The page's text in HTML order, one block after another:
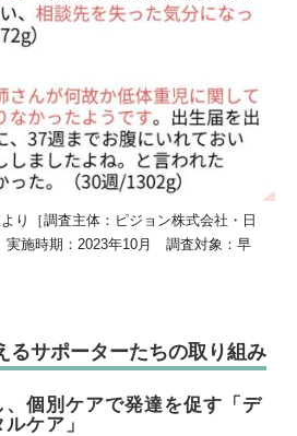
り［調査主体：ピジョン株式会社・日
施時期：2023年10月 調査対象：早
るサポーターたちの取り組み
個別ケアで発達を促す「 デ
ケア」